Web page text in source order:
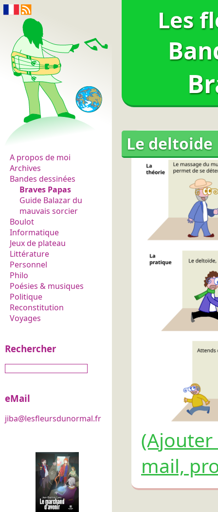
Les fleurs du normal
A propos de moi
Archives
Bandes dessinées
Braves Papas
Guide Balazar du
mauvais sorcier
Boulot
Informatique
Jeux de plateau
Littérature
Personnel
Philo
Poésies & musiques
Politique
Reconstitution
Voyages
Rechercher
eMail
jiba@lesfleursdunormal.fr
Les
Le deltoide
mail,